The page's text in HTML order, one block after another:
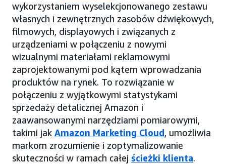
wykorzystaniem wyselekcjonowanego zestawu
własnych i zewnętrznych zasobów dźwiękowych,
filmowych, displayowych i związanych z
urządzeniami w połączeniu z nowymi
wizualnymi materiałami reklamowymi
zaprojektowanymi pod kątem wprowadzania
produktów na rynek. To rozwiązanie w
połączeniu z wyjątkowymi statystykami
sprzedaży detalicznej Amazon i
zaawansowanymi narzędziami pomiarowymi,
takimi jak Amazon Marketing Cloud, umożliwia
markom zrozumienie i zoptymalizowanie
skuteczności w ramach całej ścieżki klienta.